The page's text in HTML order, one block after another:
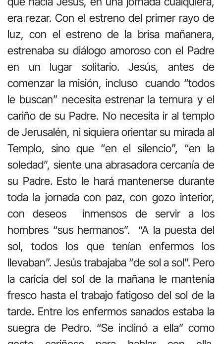
era rezar. Con el estreno del primer rayo de
luz, con el estreno de la brisa mañanera,
estrenaba su diálogo amoroso con el Padre
en un lugar solitario. Jesús, antes de
comenzar la misión, incluso cuando “todos
le buscan” necesita estrenar la ternura y el
cariño de su Padre. No necesita ir al templo
de Jerusalén, ni siquiera orientar su mirada al
Templo, sino que “en el silencio”, “en la
soledad”, siente una abrasadora cercanía de
su Padre. Esto le hará mantenerse durante
toda la jornada con paz, con gozo interior,
con deseos inmensos de servir a los
hombres “sus hermanos”. “A la puesta del
sol, todos los que tenían enfermos los
llevaban”. Jesús trabajaba “de sol a sol”. Pero
la caricia del sol de la mañana le mantenía
fresco hasta el trabajo fatigoso del sol de la
tarde. Entre los enfermos sanados estaba la
suegra de Pedro. “Se inclinó a ella” como